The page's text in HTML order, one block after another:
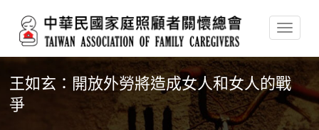
王如玄：開放外勞將造成女人和女人的戰
爭